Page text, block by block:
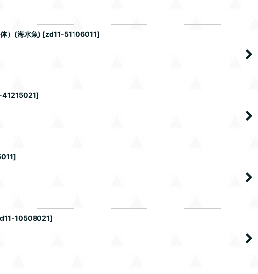
）(海水魚) [zd11-51106011]
41215021]
]
10508021]